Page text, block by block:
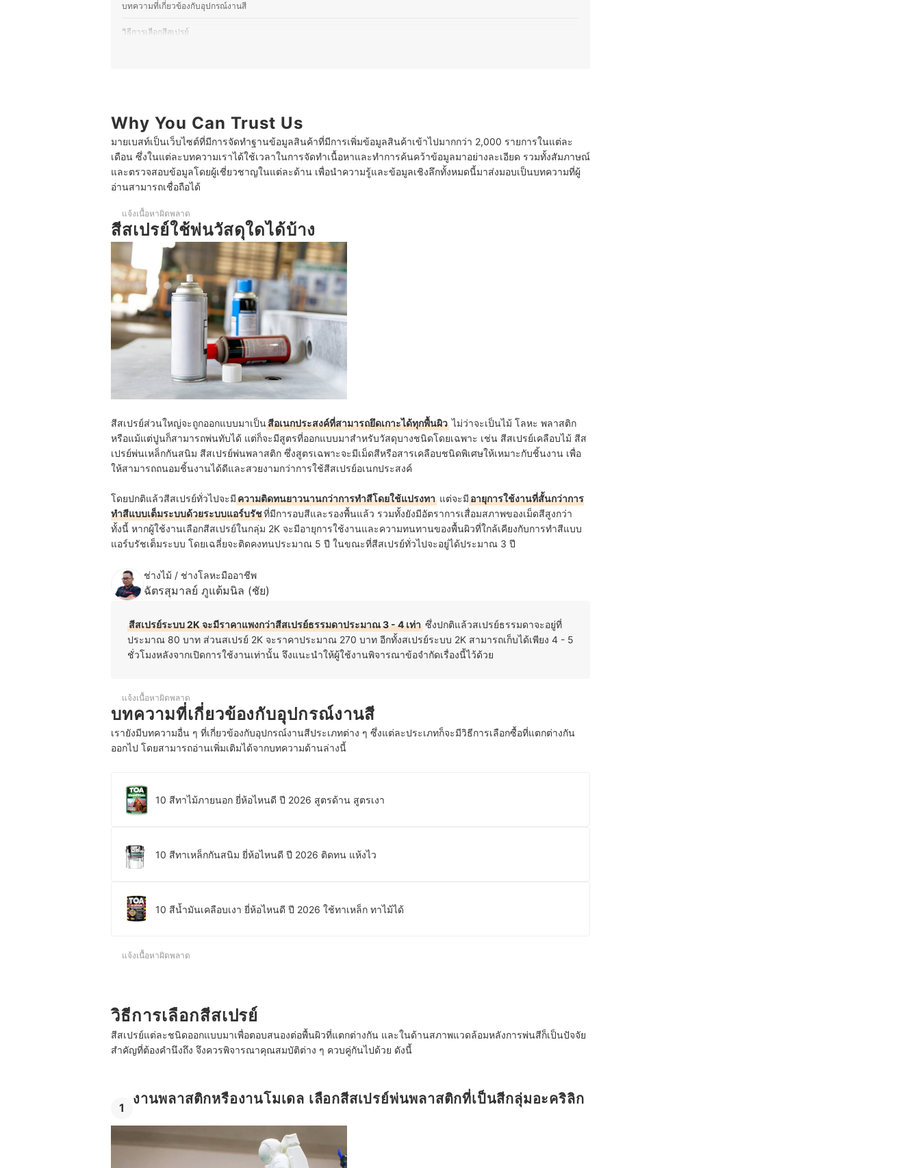
บทความที่เกี่ยวข้องกับอุปกรณ์งานสี
วิธีการเลือกสีสเปรย์
สำหรับงานไม้ เลือกสีสเปรย์พ่นไม้แบบโปร่งใสที่เป็นเนื้อฟิล์มหรือเคลือบแก้ว
4 เลือกสีสเปรย์ที่แห้งเร็วโดยตรวจสอบระยะเวลาการแห้งบนฉลากผลิตภัณฑ์
5 หากต้องลงรองพื้นก่อนควรตรวจสอบว่าสีสเปรย์นั้นใช้กับรองพื้นได้หรือไม่
วิธีพ่นสีสเปรย์ให้ติดทน
Why You Can Trust Us
มายเบสท์เป็นเว็บไซต์ที่มีการจัดทำฐานข้อมูลสินค้าที่มีการเพิ่มข้อมูลสินค้าเข้าไปมากกว่า 2,000 รายการในแต่ละ
เดือน ซึ่งในแต่ละบทความเราได้ใช้เวลาในการจัดทำเนื้อหาและทำการค้นคว้าข้อมูลมาอย่างละเอียด รวมทั้งสัมภาษณ์
และตรวจสอบข้อมูลโดยผู้เชี่ยวชาญในแต่ละด้าน เพื่อนำความรู้และข้อมูลเชิงลึกทั้งหมดนี้มาส่งมอบเป็นบทความที่ผู้
อ่านสามารถเชื่อถือได้
แจ้งเนื้อหาผิดพลาด
สีสเปรย์ใช้พ่นวัสดุใดได้บ้าง
สีสเปรย์ส่วนใหญ่จะถูกออกแบบมาเป็นสีอเนกประสงค์ที่สามารถยึดเกาะได้ทุกพื้นผิว ไม่ว่าจะเป็นไม้ โลหะ พลาสติก
หรือแม้แต่ปูนก็สามารถพ่นทับได้ แต่ก็จะมีสูตรที่ออกแบบมาสำหรับวัสดุบางชนิดโดยเฉพาะ เช่น สีสเปรย์เคลือบไม้ สีส
เปรย์พ่นเหล็กกันสนิม สีสเปรย์พ่นพลาสติก ซึ่งสูตรเฉพาะจะมีเม็ดสีหรือสารเคลือบชนิดพิเศษให้เหมาะกับชิ้นงาน เพื่อ
ให้สามารถถนอมชิ้นงานได้ดีและสวยงามกว่าการใช้สีสเปรย์อเนกประสงค์
โดยปกติแล้วสีสเปรย์ทั่วไปจะมีความติดทนยาวนานกว่าการทำสีโดยใช้แปรงทา แต่จะมีอายุการใช้งานที่สั้นกว่าการ
ทำสีแบบเต็มระบบด้วยระบบแอร์บรัชที่มีการอบสีและรองพื้นแล้ว รวมทั้งยังมีอัตราการเสื่อมสภาพของเม็ดสีสูงกว่า
ทั้งนี้ หากผู้ใช้งานเลือกสีสเปรย์ในกลุ่ม 2K จะมีอายุการใช้งานและความทนทานของพื้นผิวที่ใกล้เคียงกับการทำสีแบบ
แอร์บรัชเต็มระบบ โดยเฉลี่ยจะติดคงทนประมาณ 5 ปี ในขณะที่สีสเปรย์ทั่วไปจะอยู่ได้ประมาณ 3 ปี
ช่างไม้ / ช่างโลหะมืออาชีพ
ฉัตรสุมาลย์ ภูแต้มนิล (ชัย)
สีสเปรย์ระบบ 2K จะมีราคาแพงกว่าสีสเปรย์ธรรมดาประมาณ 3 - 4 เท่า ซึ่งปกติแล้วสเปรย์ธรรมดาจะอยู่ที่
ประมาณ 80 บาท ส่วนสเปรย์ 2K จะราคาประมาณ 270 บาท อีกทั้งสเปรย์ระบบ 2K สามารถเก็บได้เพียง 4 - 5
ชั่วโมงหลังจากเปิดการใช้งานเท่านั้น จึงแนะนำให้ผู้ใช้งานพิจารณาข้อจำกัดเรื่องนี้ไว้ด้วย
แจ้งเนื้อหาผิดพลาด
บทความที่เกี่ยวข้องกับอุปกรณ์งานสี
เรายังมีบทความอื่น ๆ ที่เกี่ยวข้องกับอุปกรณ์งานสีประเภทต่าง ๆ ซึ่งแต่ละประเภทก็จะมีวิธีการเลือกซื้อที่แตกต่างกัน
ออกไป โดยสามารถอ่านเพิ่มเติมได้จากบทความด้านล่างนี้
10 สีทาไม้ภายนอก ยี่ห้อไหนดี ปี 2026 สูตรด้าน สูตรเงา
10 สีทาเหล็กกันสนิม ยี่ห้อไหนดี ปี 2026 ติดทน แห้งไว
10 สีน้ำมันเคลือบเงา ยี่ห้อไหนดี ปี 2026 ใช้ทาเหล็ก ทาไม้ได้
แจ้งเนื้อหาผิดพลาด
วิธีการเลือกสีสเปรย์
สีสเปรย์แต่ละชนิดออกแบบมาเพื่อตอบสนองต่อพื้นผิวที่แตกต่างกัน และในด้านสภาพแวดล้อมหลังการพ่นสีก็เป็นปัจจัย
สำคัญที่ต้องคำนึงถึง จึงควรพิจารณาคุณสมบัติต่าง ๆ ควบคู่กันไปด้วย ดังนี้
1
งานพลาสติกหรืองานโมเดล เลือกสีสเปรย์พ่นพลาสติกที่เป็นสีกลุ่มอะคริลิก